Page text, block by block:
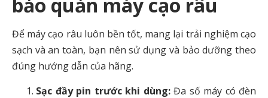
bảo quản máy cạo râu
Để máy cạo râu luôn bền tốt, mang lại trải nghiệm cạo
sạch và an toàn, bạn nên sử dụng và bảo dưỡng theo
đúng hướng dẫn của hãng.
Sạc đầy pin trước khi dùng:Đa số máy có đèn